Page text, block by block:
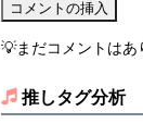
💡まだコメントはあ
推しタグ分析